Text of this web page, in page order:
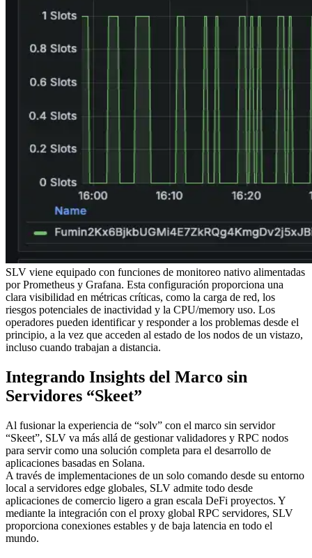
SLV viene equipado con funciones de monitoreo nativo alimentadas
por Prometheus y Grafana. Esta configuración proporciona una
clara visibilidad en métricas críticas, como la carga de red, los
riesgos potenciales de inactividad y la CPU/memory uso. Los
operadores pueden identificar y responder a los problemas desde el
principio, a la vez que acceden al estado de los nodos de un vistazo,
incluso cuando trabajan a distancia.
Integrando Insights del Marco sin
Servidores “Skeet”
Al fusionar la experiencia de “solv” con el marco sin servidor
“Skeet”, SLV va más allá de gestionar validadores y RPC nodos
para servir como una solución completa para el desarrollo de
aplicaciones basadas en Solana.
A través de implementaciones de un solo comando desde su entorno
local a servidores edge globales, SLV admite todo desde
aplicaciones de comercio ligero a gran escala DeFi proyectos. Y
mediante la integración con el proxy global RPC servidores, SLV
proporciona conexiones estables y de baja latencia en todo el
mundo.